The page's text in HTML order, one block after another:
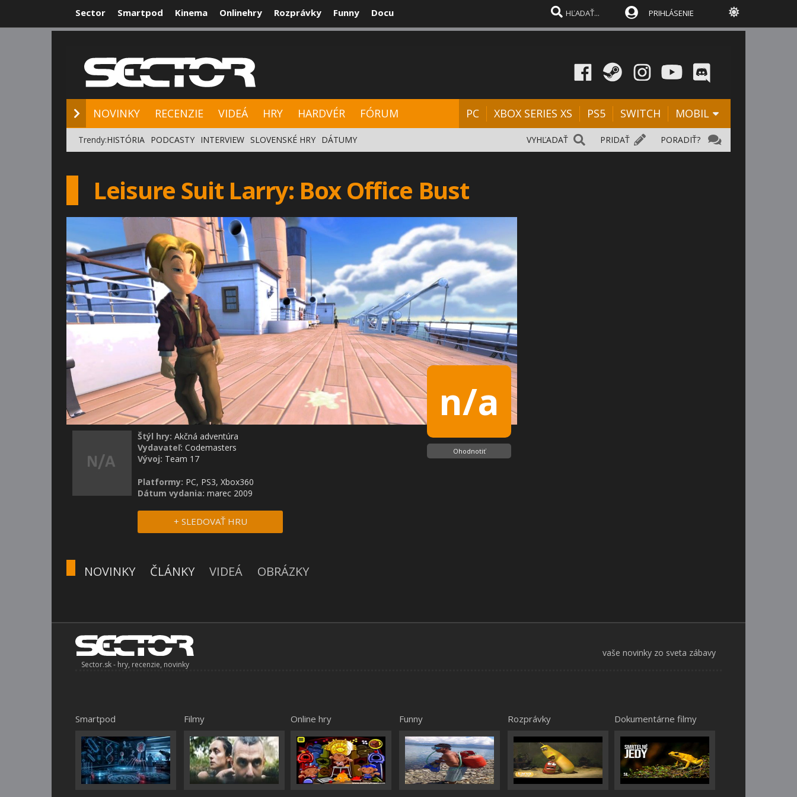
Sector Smartpod Kinema Onlinehry Rozprávky Funny Docu PRIHLÁSENIE
NOVINKY RECENZIE VIDEÁ HRY HARDVÉR FÓRUM PC XBOX SERIES XS PS5 SWITCH MOBIL
PORADIŤ?
PRIDAŤ
VYHĽADAŤ
Trendy:HISTÓRIA PODCASTY INTERVIEW SLOVENSKÉ HRY DÁTUMY
Leisure Suit Larry: Box Office Bust
n/a
Ohodnotiť
Štýl hry: Akčná adventúra
Vydavateľ: Codemasters
Vývoj: Team 17
Platformy: PC, PS3, Xbox360
Dátum vydania: marec 2009
+ SLEDOVAŤ HRU
NOVINKY ČLÁNKY VIDEÁ OBRÁZKY
vaše novinky zo sveta zábavy
Sector.sk - hry, recenzie, novinky
Smartpod Filmy Online hry Funny Rozprávky Dokumentárne filmy